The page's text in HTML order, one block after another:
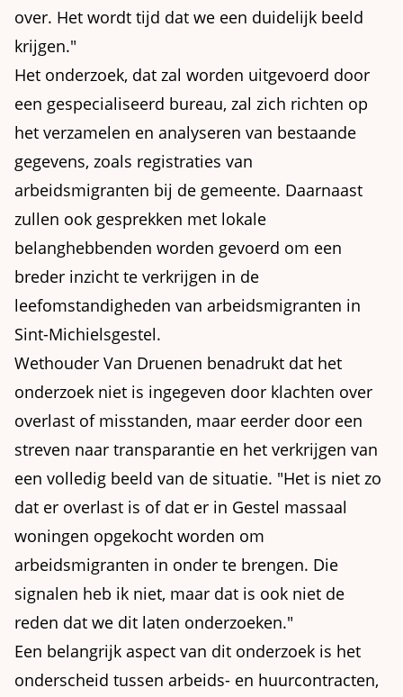
over. Het wordt tijd dat we een duidelijk beeld
krijgen."
Het onderzoek, dat zal worden uitgevoerd door
een gespecialiseerd bureau, zal zich richten op
het verzamelen en analyseren van bestaande
gegevens, zoals registraties van
arbeidsmigranten bij de gemeente. Daarnaast
zullen ook gesprekken met lokale
belanghebbenden worden gevoerd om een
breder inzicht te verkrijgen in de
leefomstandigheden van arbeidsmigranten in
Sint-Michielsgestel.
Wethouder Van Druenen benadrukt dat het
onderzoek niet is ingegeven door klachten over
overlast of misstanden, maar eerder door een
streven naar transparantie en het verkrijgen van
een volledig beeld van de situatie. "Het is niet zo
dat er overlast is of dat er in Gestel massaal
woningen opgekocht worden om
arbeidsmigranten in onder te brengen. Die
signalen heb ik niet, maar dat is ook niet de
reden dat we dit laten onderzoeken."
Een belangrijk aspect van dit onderzoek is het
onderscheid tussen arbeids- en huurcontracten,